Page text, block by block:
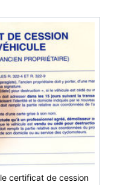
certificat de cession